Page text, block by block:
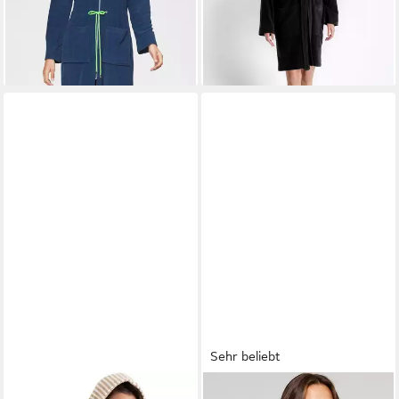
Leichtfrottier, Kapuze,
Reißverschluss, mit
Bindekordel, kurz, Bademäntel
für Damen, XS-3XL
Leichtfrottee, Kapuze, Gürtel,
einfarbiger Bademantel, kurz,
hoher Baumwollanteil, XS-
4XL
KANGAROOS
Sehr beliebt
OTTO HOMEUnisex-